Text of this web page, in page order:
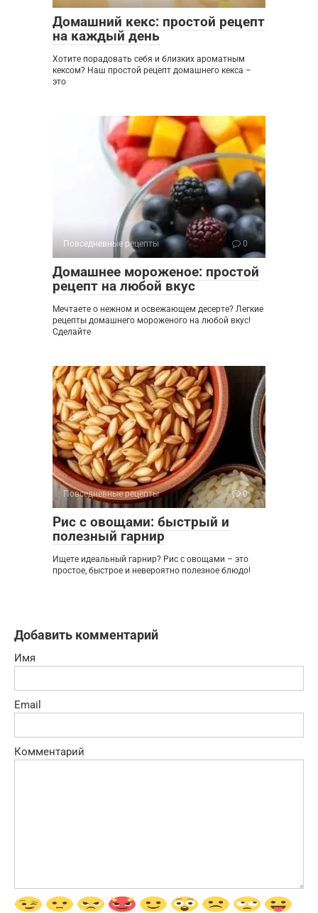
Домашний кекс: простой рецепт
на каждый день
Хотите порадовать себя и близких ароматным
кексом? Наш простой рецепт домашнего кекса –
это
Повседневные рецепты 0
Домашнее мороженое: простой
рецепт на любой вкус
Мечтаете о нежном и освежающем десерте? Легкие
рецепты домашнего мороженого на любой вкус!
Сделайте
Повседневные рецепты 0
Рис с овощами: быстрый и
полезный гарнир
Ищете идеальный гарнир? Рис с овощами – это
простое, быстрое и невероятно полезное блюдо!
Добавить комментарий
Имя
Email
Комментарий